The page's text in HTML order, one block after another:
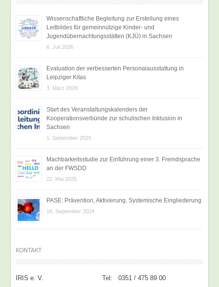
Wissenschaftliche Begleitung zur Erstellung eines
Leitbildes für gemeinnützige Kinder- und
Jugendübernachtungsstätten (KJÜ) in Sachsen
6. Juli 2026
Evaluation der verbesserten Personalausstattung in
Leipziger Kitas
3. März 2026
Start des Veranstaltungskalenders der
Kooperationsverbünde zur schulischen Inklusion in
Sachsen
1. September 2025
Machbarkeitsstudie zur Einführung einer 3. Fremdsprache
an der FWSDD
22. Mai 2025
PASE: Prävention, Aktivierung, Systemische Eingliederung
16. September 2024
KONTAKT
IRIS e. V.
Tel: 0351 / 475 89 00